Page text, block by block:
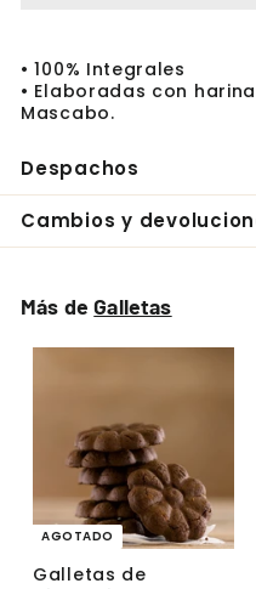
• 100% Integrales
• Elaboradas con
Mascabo.
Despachos
Cambios y
Más deGalletas
AGOTADO
Galletas de